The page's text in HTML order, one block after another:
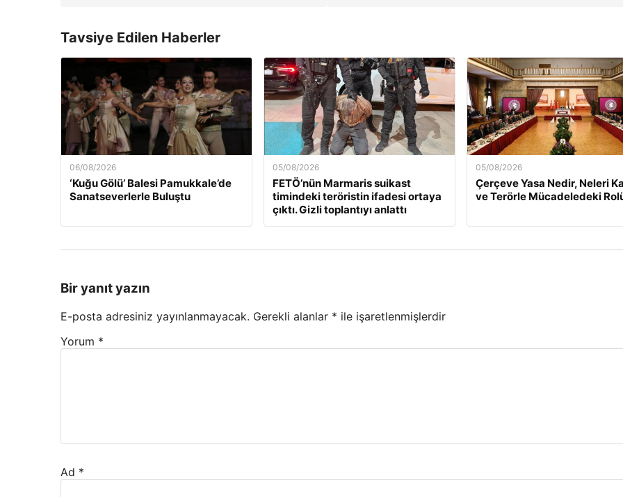
Tavsiye Edilen Haberler
06/08/2026
‘Kuğu Gölü’ Balesi Pamukkale’de
Sanatseverlerle Buluştu
05/08/2026
FETÖ’nün Marmaris suikast
timindeki teröristin ifadesi ortaya
çıktı. Gizli toplantıyı anlattı
05/08/2026
Çerçeve Yasa Nedir, Neleri
ve Terörle Mücadeledeki
Bir yanıt yazın
E-posta adresiniz yayınlanmayacak. Gerekli alanlar * ile işaretlenmişlerdir
Yorum *
Ad *